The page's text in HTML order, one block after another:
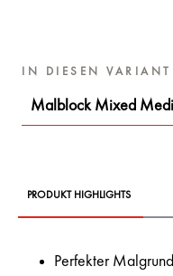
IN DIESEN
Malblock Mixed
PRODUKT HIGHLIGHTS
Perfekter